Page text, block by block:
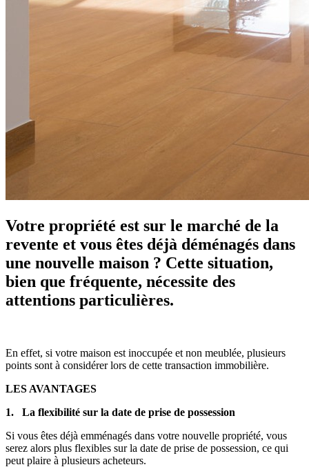
Votre propriété est sur le marché de la
revente et vous êtes déjà déménagés dans
une nouvelle maison ? Cette situation,
bien que fréquente, nécessite des
attentions particulières.
En effet, si votre maison est inoccupée et non meublée, plusieurs
points sont à considérer lors de cette transaction immobilière.
LES AVANTAGES
1. La flexibilité sur la date de prise de possession
Si vous êtes déjà emménagés dans votre nouvelle propriété, vous
serez alors plus flexibles sur la date de prise de possession, ce qui
peut plaire à plusieurs acheteurs.